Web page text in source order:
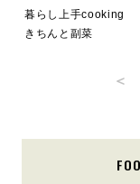
暮らし上手cooking
きちんと副菜
＜